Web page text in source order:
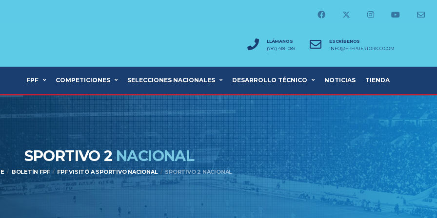
LLÁMANOS
(787) 418-1089
ESCRÍBENOS
INFO@FPFPUERTORICO.COM
FPF COMPETICIONES SELECCIONES NACIONALES DESARROLLO TÉCNICO NOTICIAS TIENDA
SPORTIVO 2NACIONAL
BOLETÍN FPF FPF VISITÓ A SPORTIVO NACIONAL SPORTIVO 2 NACIONAL